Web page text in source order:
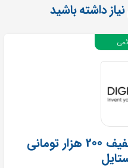
داشته باشید
استایل مردانه بزن با تخفیف 200 هزار تومانی